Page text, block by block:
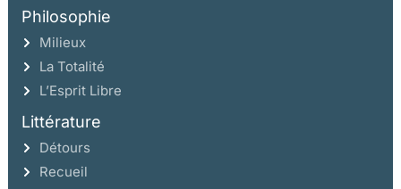
Philosophie
Milieux
La Totalité
L’Esprit Libre
Littérature
Détours
Recueil